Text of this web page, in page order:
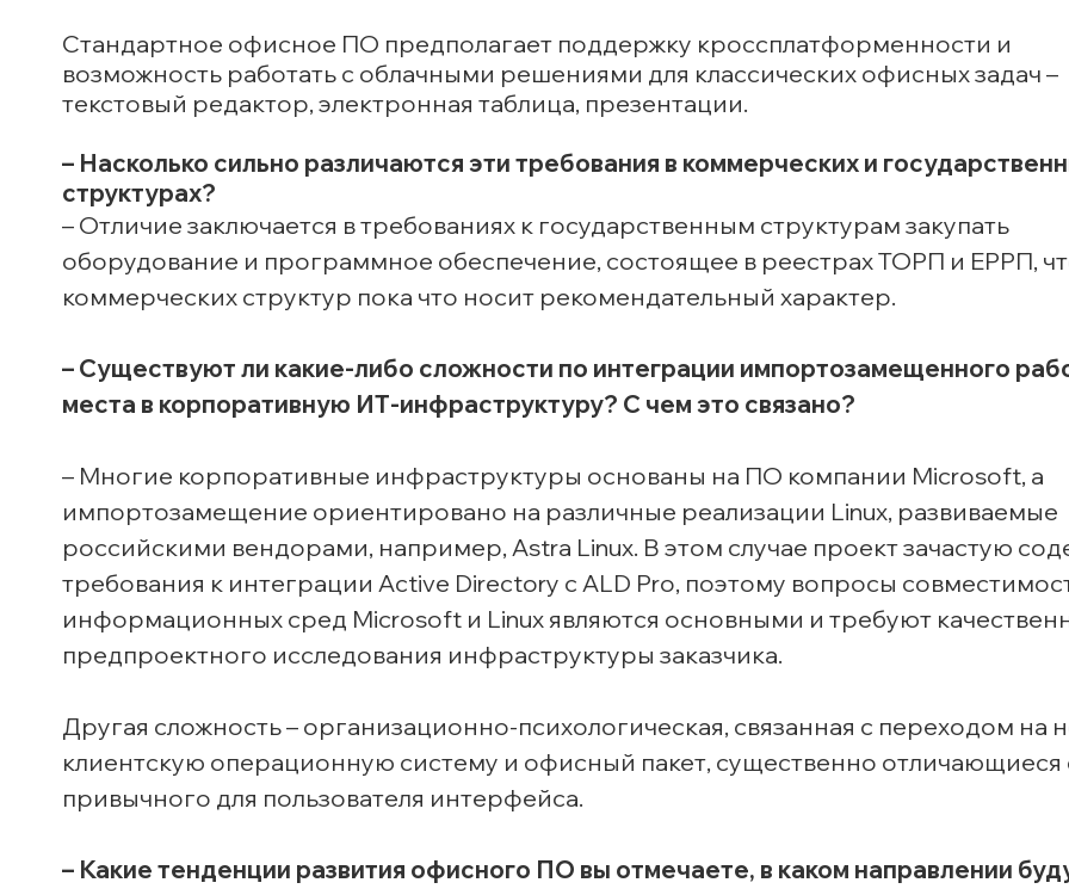
Стандартное офисное ПО предполагает поддержку кроссплатформенности и
возможность работать с облачными решениями для классических офисных задач –
текстовый редактор, электронная таблица, презентации.
– Насколько сильно различаются эти требования в коммерческих и
структурах?
– Отличие заключается в требованиях к государственным структурам закупать
оборудование и программное обеспечение, состоящее в реестрах ТОРП и ЕРРП,
коммерческих структур пока что носит рекомендательный характер.
– Существуют ли какие-либо сложности по интеграции импортозамещенного
места в корпоративную ИТ-инфраструктуру? С чем это связано?
– Многие корпоративные инфраструктуры основаны на ПО компании Microsoft, а
импортозамещение ориентировано на различные реализации Linux, развиваемые
российскими вендорами, например, Astra Linux. В этом случае проект зачастую
требования к интеграции Active Directory с ALD Pro, поэтому вопросы
информационных сред Microsoft и Linux являются основными и требуют
предпроектного исследования инфраструктуры заказчика.
Другая сложность – организационно-психологическая, связанная с переходом на
клиентскую операционную систему и офисный пакет, существенно отличающиеся
привычного для пользователя интерфейса.
– Какие тенденции развития офисного ПО вы отмечаете, в каком направлении